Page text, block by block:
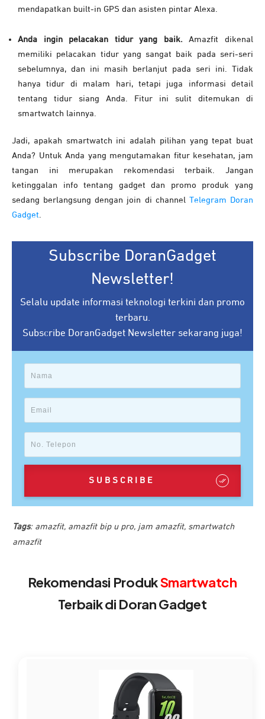
mendapatkan built-in GPS dan asisten pintar Alexa.
Anda ingin pelacakan tidur yang baik.Amazfit dikenal
memiliki pelacakan tidur yang sangat baik pada seri-seri
sebelumnya, dan ini masih berlanjut pada seri ini. Tidak
hanya tidur di malam hari, tetapi juga informasi detail
tentang tidur siang Anda. Fitur ini sulit ditemukan di
smartwatch lainnya.
Jadi, apakah smartwatch ini adalah pilihan yang tepat buat
Anda? Untuk Anda yang mengutamakan fitur kesehatan, jam
tangan ini merupakan rekomendasi terbaik. Jangan
ketinggalan info tentang gadget dan promo produk yang
sedang berlangsung dengan join di channel Telegram Doran
Gadget.
Subscribe DoranGadget
Newsletter!
Selalu update informasi teknologi terkini dan promo
terbaru.
Subscribe DoranGadget Newsletter sekarang juga!
SUBSCRIBE
Tags: amazfit, amazfit bip u pro, jam amazfit, smartwatch
amazfit
Rekomendasi ProdukSmartwatch
Terbaik di Doran Gadget